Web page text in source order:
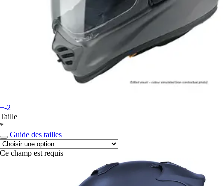
+-2
Taille
*
Guide des tailles
Ce champ est requis